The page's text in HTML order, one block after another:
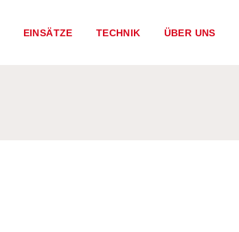
EINSÄTZE TECHNIK ÜBER UNS